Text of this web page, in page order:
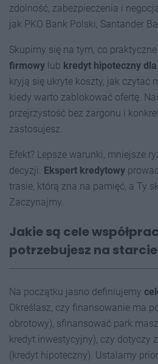
zdolność, zabezpieczenia i
jak PKO Bank Polski, Santander
Skupimy się na tym, co
firmowy lub kredyt hipoteczny
kryją się ukryte koszty, jak czytać
kiedy warto zablokować ofertę.
przejrzystość bez żargonu i
zastosujesz.
Efekt? Lepsze warunki, mniejsze
decyzji. Ekspert kredytowy
trasie, którą zna na pamięć, a Ty
Zaczynajmy.
Jakie są cele
potrzebujesz na
Na początku jasno definiujemy
Określasz, czy finansowanie ma
obrotowy), sfinansować park
kredyt inwestycyjny), czy dotyczy
(kredyt hipoteczny). Ustalamy